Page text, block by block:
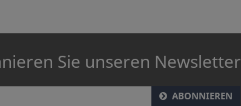
Sie unseren Newsletter
ABONNIEREN